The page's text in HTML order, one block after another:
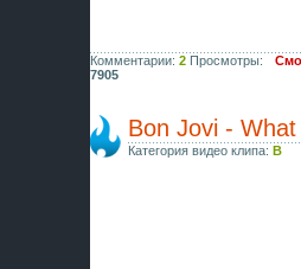
Комментарии: 2 Просмотры:
7905
Bon Jovi -
Категория видео клипа: B